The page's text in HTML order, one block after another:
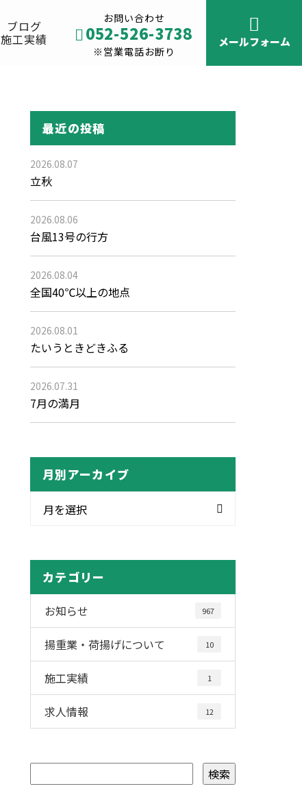
ブログ
施工実績
お問い合わせ
052-526-3738
※営業電話お断り
メールフォーム
最近の投稿
2026.08.07
立秋
2026.08.06
台風13号の行方
2026.08.04
全国40℃以上の地点
2026.08.01
たいうときどきふる
2026.07.31
7月の満月
月別アーカイブ
月を選択
カテゴリー
お知らせ 967
揚重業・荷揚げについて 10
施工実績 1
求人情報 12